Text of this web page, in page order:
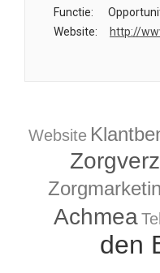
Functie:
Website:
http://
Website
Achmea
den